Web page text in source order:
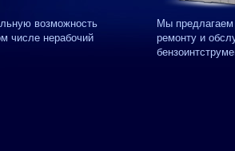
возможность
числе нерабочий
Мы
ремонту и